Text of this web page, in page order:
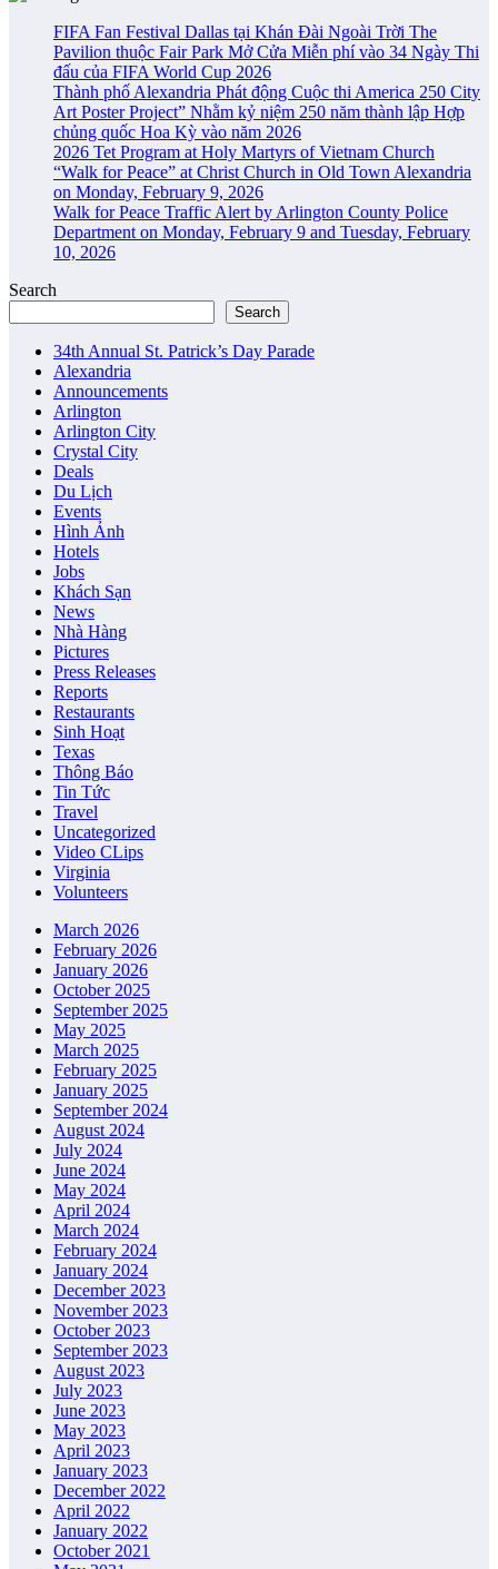
FIFA Fan Festival Dallas tại Khán Đài Ngoài Trời The
Pavilion thuộc Fair Park Mở Cửa Miễn phí vào 34 Ngày Thi
đấu của FIFA World Cup 2026
Thành phố Alexandria Phát động Cuộc thi America 250 City
Art Poster Project” Nhằm kỷ niệm 250 năm thành lập Hợp
chủng quốc Hoa Kỳ vào năm 2026
2026 Tet Program at Holy Martyrs of Vietnam Church
“Walk for Peace” at Christ Church in Old Town Alexandria
on Monday, February 9, 2026
Walk for Peace Traffic Alert by Arlington County Police
Department on Monday, February 9 and Tuesday, February
10, 2026
Search
Search
34th Annual St. Patrick’s Day Parade
Alexandria
Announcements
Arlington
Arlington City
Crystal City
Deals
Du Lịch
Events
Hình Ảnh
Hotels
Jobs
Khách Sạn
News
Nhà Hàng
Pictures
Press Releases
Reports
Restaurants
Sinh Hoạt
Texas
Thông Báo
Tin Tức
Travel
Uncategorized
Video CLips
Virginia
Volunteers
March 2026
February 2026
January 2026
October 2025
September 2025
May 2025
March 2025
February 2025
January 2025
September 2024
August 2024
July 2024
June 2024
May 2024
April 2024
March 2024
February 2024
January 2024
December 2023
November 2023
October 2023
September 2023
August 2023
July 2023
June 2023
May 2023
April 2023
January 2023
December 2022
April 2022
January 2022
October 2021